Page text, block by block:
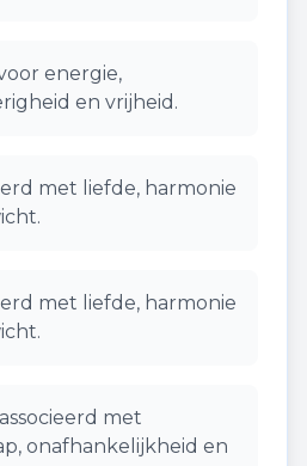
energie,
en vrijheid.
met liefde, harmonie
met liefde, harmonie
met
onafhankelijkheid en